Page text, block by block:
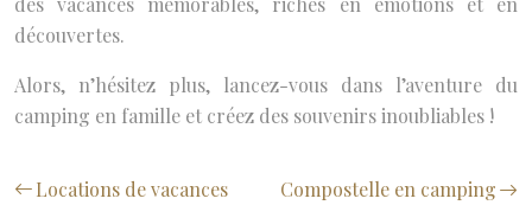
découvertes.
Alors, n’hésitez plus, lancez-vous dans l’aventure du
camping en famille et créez des souvenirs inoubliables !
Locations de vacances
Compostelle en camping